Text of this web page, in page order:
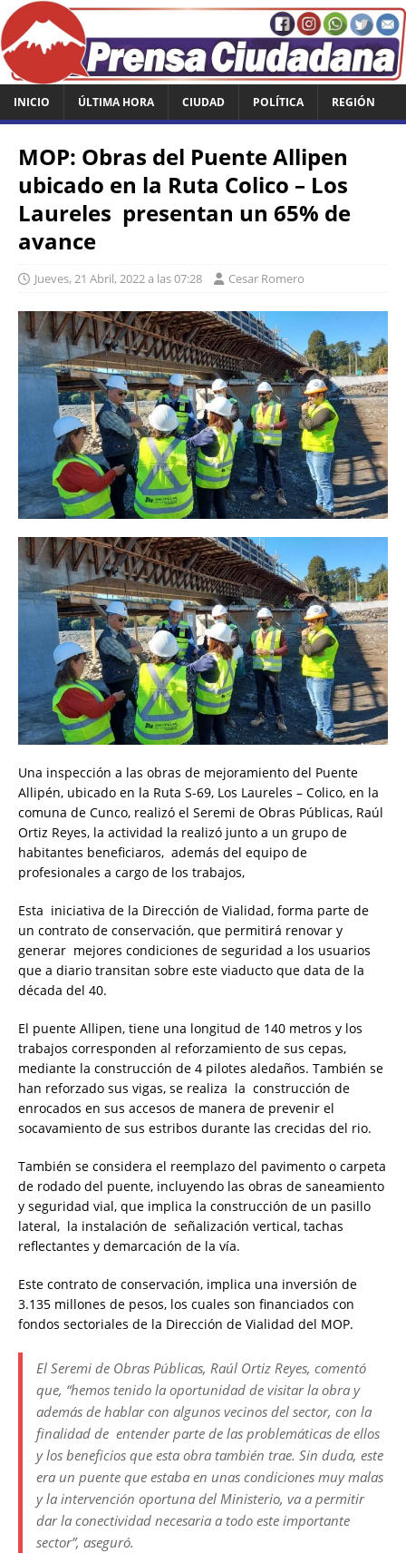
INICIO ÚLTIMA HORA CIUDAD POLÍTICA REGIÓN
MOP: Obras del Puente Allipen
ubicado en la Ruta Colico – Los
Laureles presentan un 65% de
avance
Jueves, 21 Abril, 2022 a las 07:28 Cesar Romero
Una inspección a las obras de mejoramiento del Puente
Allipén, ubicado en la Ruta S-69, Los Laureles – Colico, en la
comuna de Cunco, realizó el Seremi de Obras Públicas, Raúl
Ortiz Reyes, la actividad la realizó junto a un grupo de
habitantes beneficiaros, además del equipo de
profesionales a cargo de los trabajos,
Esta iniciativa de la Dirección de Vialidad, forma parte de
un contrato de conservación, que permitirá renovar y
generar mejores condiciones de seguridad a los usuarios
que a diario transitan sobre este viaducto que data de la
década del 40.
El puente Allipen, tiene una longitud de 140 metros y los
trabajos corresponden al reforzamiento de sus cepas,
mediante la construcción de 4 pilotes aledaños. También se
han reforzado sus vigas, se realiza la construcción de
enrocados en sus accesos de manera de prevenir el
socavamiento de sus estribos durante las crecidas del rio.
También se considera el reemplazo del pavimento o carpeta
de rodado del puente, incluyendo las obras de saneamiento
y seguridad vial, que implica la construcción de un pasillo
lateral, la instalación de señalización vertical, tachas
reflectantes y demarcación de la vía.
Este contrato de conservación, implica una inversión de
3.135 millones de pesos, los cuales son financiados con
fondos sectoriales de la Dirección de Vialidad del MOP.
El Seremi de Obras Públicas, Raúl Ortiz Reyes, comentó
que, “hemos tenido la oportunidad de visitar la obra y
además de hablar con algunos vecinos del sector, con la
finalidad de entender parte de las problemáticas de ellos
y los beneficios que esta obra también trae. Sin duda, este
era un puente que estaba en unas condiciones muy malas
y la intervención oportuna del Ministerio, va a permitir
dar la conectividad necesaria a todo este importante
sector”, aseguró.